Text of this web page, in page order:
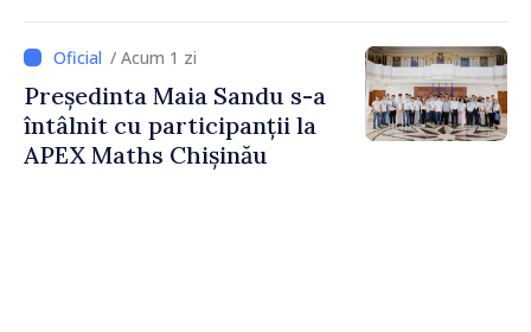
Strategică și Contracarare a
Dezinformării
/ Acum 1 zi
Președinta Maia Sandu s-a
întâlnit cu participanții la
APEX Maths Chișinău